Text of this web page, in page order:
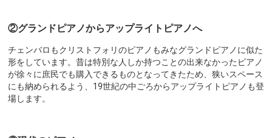
②グランドピアノからアップライトピアノへ
チェンバロもクリストフォリのピアノもみなグランドピアノに似た
形をしています。昔は特別な人しか持つことの出来なかったピアノ
が徐々に庶民でも購入できるものとなってきたため、狭いスペース
にも納められるよう、19世紀の中ごろからアップライトピアノも登
場します。